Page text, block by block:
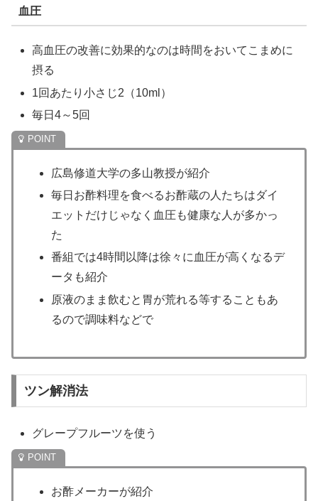
血圧
高血圧の改善に効果的なのは時間をおいてこまめに
摂る
1回あたり小さじ2（10ml）
毎日4～5回
広島修道大学の多山教授が紹介
毎日お酢料理を食べるお酢蔵の人たちはダイ
エットだけじゃなく血圧も健康な人が多かっ
た
番組では4時間以降は徐々に血圧が高くなるデ
ータも紹介
原液のまま飲むと胃が荒れる等することもあ
るので調味料などで
ツン解消法
グレープフルーツを使う
お酢メーカーが紹介